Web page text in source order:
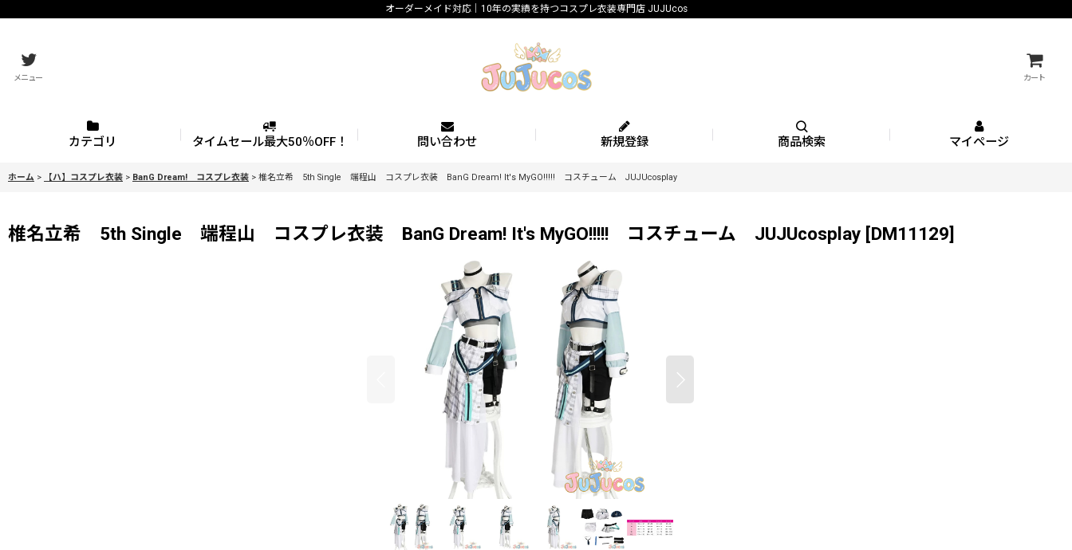
オーダーメイド対応｜10年の実績を持つコスプレ衣装専門店 JUJUcos
メニュー カート
カテゴリ タイムセール最大50％OFF！ 問い合わせ 新規登録 商品検索 マイページ
ホーム > 【ハ】コスプレ衣装 > BanG Dream! コスプレ衣装 > 椎名立希 5th Single 端程山 コスプレ衣装 BanG Dream! It's MyGO!!!!! コスチューム JUJUcosplay
椎名立希 5th Single 端程山 コスプレ衣装 BanG Dream! It's MyGO!!!!! コスチューム JUJUcosplay [DM11129]